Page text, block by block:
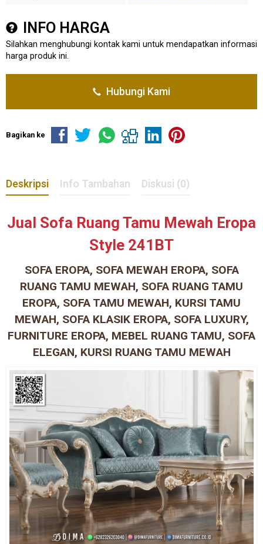
INFO HARGA
Silahkan menghubungi kontak kami untuk mendapatkan informasi
harga produk ini.
Hubungi Kami
Bagikan ke
Deskripsi Info Tambahan Diskusi (0)
Jual Sofa Ruang Tamu Mewah Eropa
Style 241BT
SOFA EROPA, SOFA MEWAH EROPA, SOFA
RUANG TAMU MEWAH, SOFA RUANG TAMU
EROPA, SOFA TAMU MEWAH, KURSI TAMU
MEWAH, SOFA KLASIK EROPA, SOFA LUXURY,
FURNITURE EROPA, MEBEL RUANG TAMU, SOFA
ELEGAN, KURSI RUANG TAMU MEWAH